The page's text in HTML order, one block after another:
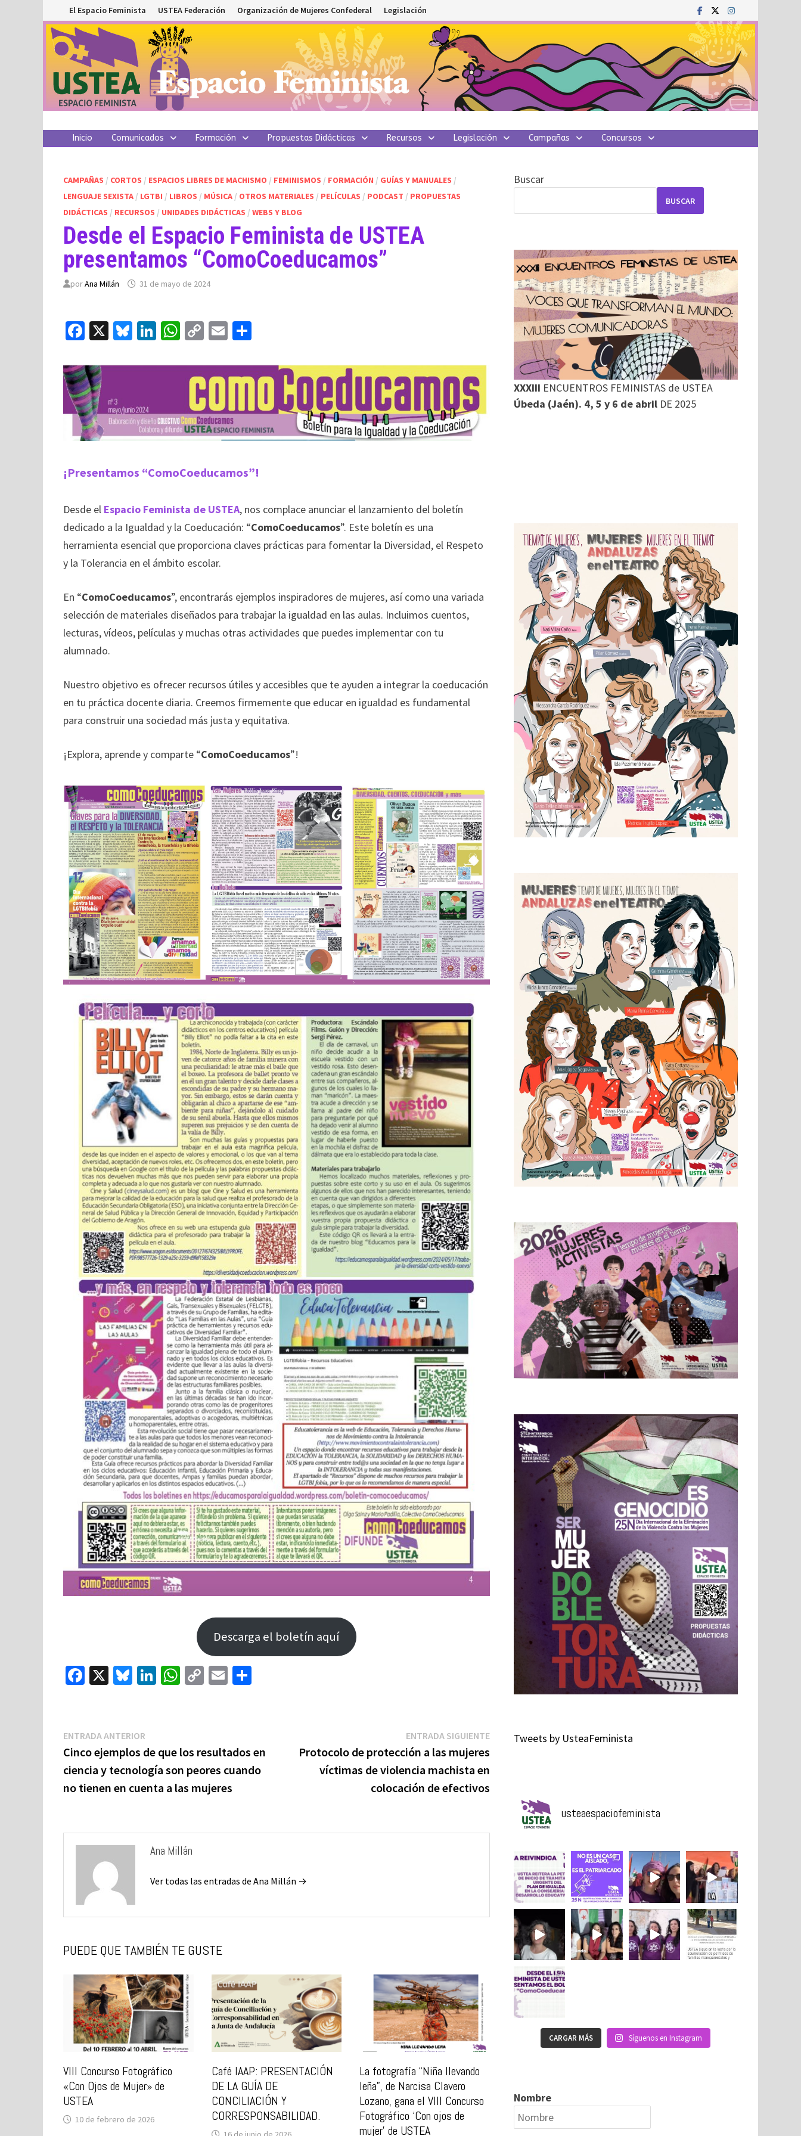
al
contenido
El Espacio Feminista USTEA Federación Organización de Mujeres Confederal Legislación
Inicio Comunicados Formación Propuestas Didácticas Recursos Legislación Campañas Concursos
CAMPAÑAS / CORTOS / ESPACIOS LIBRES DE MACHISMO / FEMINISMOS / FORMACIÓN / GUÍAS Y MANUALES /
LENGUAJE SEXISTA / LGTBI / LIBROS / MÚSICA / OTROS MATERIALES / PELÍCULAS / PODCAST / PROPUESTAS
DIDÁCTICAS / RECURSOS / UNIDADES DIDÁCTICAS /WEBS Y BLOG
Desde el Espacio Feminista de USTEA
presentamos “ComoCoeducamos”
porAna Millán 31 de mayo de 2024
Fa
b
o
o
k
X
Bl
es
Li
ke
n
W
at
sA
p
p
C
p
y
Li
n
E
ai
l
m
p
ar
tir
¡Presentamos “ComoCoeducamos”!
Desde el Espacio Feminista de USTEA, nos complace anunciar el lanzamiento del boletín
dedicado a la Igualdad y la Coeducación: “ComoCoeducamos”. Este boletín es una
herramienta esencial que proporciona claves prácticas para fomentar la Diversidad, el Respeto
y la Tolerancia en el ámbito escolar.
En “ComoCoeducamos”, encontrarás ejemplos inspiradores de mujeres, así como una variada
selección de materiales diseñados para trabajar la igualdad en las aulas. Incluimos cuentos,
lecturas, vídeos, películas y muchas otras actividades que puedes implementar con tu
alumnado.
Nuestro objetivo es ofrecer recursos útiles y accesibles que te ayuden a integrar la coeducación
en tu práctica docente diaria. Creemos firmemente que educar en igualdad es fundamental
para construir una sociedad más justa y equitativa.
¡Explora, aprende y comparte “ComoCoeducamos”!
Descarga el boletín aquí
Fa
o
o
k
X
Bl
ky
Li
n
W
p
p
C
Li
n
k
E
ar
tir
Navegación
de
entradas
ENTRADA ANTERIOR
anterior:
Cinco ejemplos de que los resultados en
ciencia y tecnología son peores cuando
no tienen en cuenta a las mujeres
ENTRADA SIGUIENTEEntrada
siguiente:
Protocolo de protección a las mujeres
víctimas de violencia machista en
colocación de efectivos
Ana Millán
Ver todas las entradas de Ana Millán →
PUEDE QUE TAMBIÉN TE GUSTE
VIII Concurso Fotográfico
«Con Ojos de Mujer» de
USTEA
10 de febrero de 2026
Café IAAP: PRESENTACIÓN
DE LA GUÍA DE
CONCILIACIÓN Y
CORRESPONSABILIDAD.
La fotografía “Niña llevando
leña”, de Narcisa Clavero
Lozano, gana el VIII Concurso
Fotográfico ‘Con ojos de
mujer’ de USTEA
Buscar
BUSCAR
XXXIII ENCUENTROS FEMINISTAS de USTEA
Úbeda (Jaén). 4, 5 y 6 de abrilDE 2025
Tweets by UsteaFeminista
usteaespaciofeminista
CARGAR MÁS Síguenos en Instagram
Nombre